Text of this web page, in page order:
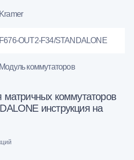
Kramer
F676-OUT2-F34/STANDALONE
Модуль коммутаторов
коммутаторов
инструкция на